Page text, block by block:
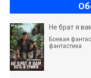
Не брат я
Боевая
фантастика